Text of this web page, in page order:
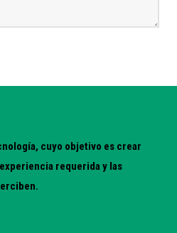
cuyo objetivo es crear
requerida y las